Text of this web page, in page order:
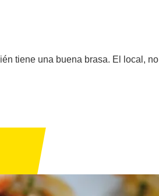
tiene una buena brasa. El local, no